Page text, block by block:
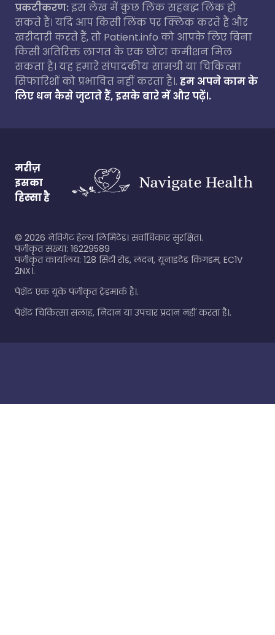
प्रकटीकरण:इस लेख में कुछ लिंक सहबद्ध लिंक हो
सकते हैं। यदि आप किसी लिंक पर क्लिक करते हैं और
खरीदारी करते हैं, तो Patient.info को आपके लिए बिना
किसी अतिरिक्त लागत के एक छोटा कमीशन मिल
सकता है। यह हमारे संपादकीय सामग्री या चिकित्सा
सिफारिशों को प्रभावित नहीं करता है।. हम अपने काम के
लिए धन कैसे जुटाते हैं, इसके बारे में और पढ़ें।.
मरीज़
इसका
हिस्सा है
© 2026 नेविगेट हेल्थ लिमिटेड। सर्वाधिकार सुरक्षित।.
पंजीकृत संख्या: 16229589
पंजीकृत कार्यालय: 128 सिटी रोड, लंदन, यूनाइटेड किंगडम, EC1V
2NX।.
पेशेंट एक यूके पंजीकृत ट्रेडमार्क है।.
पेशेंट चिकित्सा सलाह, निदान या उपचार प्रदान नहीं करता है।.